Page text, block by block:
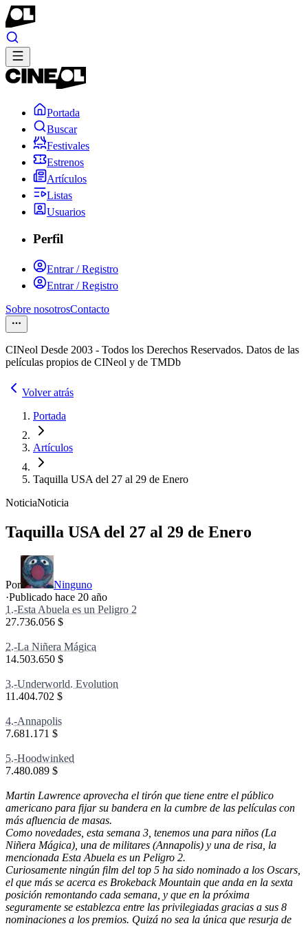
Portada
Buscar
Festivales
Estrenos
Artículos
Listas
Usuarios
Perfil
Entrar / Registro
Entrar / Registro
Sobre nosotrosContacto
CINeol Desde 2003 - Todos los Derechos Reservados. Datos de las
películas propios de CINeol y de TMDb
Volver atrás
Portada
Artículos
Taquilla USA del 27 al 29 de Enero
NoticiaNoticia
Taquilla USA del 27 al 29 de Enero
Por
Ninguno
·Publicado hace 20 año
1.-Esta Abuela es un Peligro 2
27.736.056 $
2.-La Niñera Mágica
14.503.650 $
3.-Underworld. Evolution
11.404.702 $
4.-Annapolis
7.681.171 $
5.-Hoodwinked
7.480.089 $
Martin Lawrence aprovecha el tirón que tiene entre el público
americano para fijar su bandera en la cumbre de las películas con
más afluencia de masas.
Como novedades, esta semana 3, tenemos una para niños (La
Niñera Mágica), una de militares (Annapolis) y una de risa, la
mencionada Esta Abuela es un Peligro 2.
Curiosamente ningún film del top 5 ha sido nominado a los Oscars,
el que más se acerca es Brokeback Mountain que anda en la sexta
posición remontando cada semana, y que en la próxima
seguramente se establezca entre las privilegiadas gracias a sus 8
nominaciones a los premios. Quizá no sea la única que resurja de